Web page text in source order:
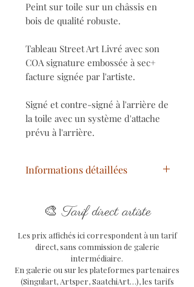
Peint sur toile sur un châssis en
bois de qualité robuste.
Tableau Street Art Livré avec son
COA signature embossée à sec+
facture signée par l'artiste.
Signé et contre-signé à l'arrière de
la toile avec un système d'attache
prévu à l'arrière.
Informations détaillées
Année: 2024
: Mixtes
Support: toile sur châssis en
bois avec système d'attache à
l'arrière
Dimensions oeuvre: 61/50 cm
🎨 Tarif direct artiste
Les prix affichés ici correspondent à un tarif
direct, sans commission de galerie
intermédiaire.
En galerie ou sur les plateformes partenaires
(Singulart, Artsper, SaatchiArt…), les tarifs